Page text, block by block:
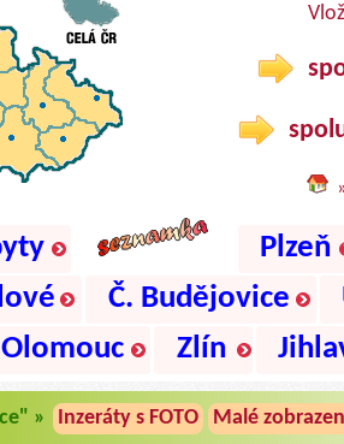
Plzeň
Č. Budějovice
Olomouc Zlín
» Inzeráty s FOTO Malé